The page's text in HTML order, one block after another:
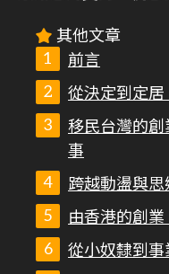
其他文章
前言
從決定到定
移民台灣的
事
跨越動盪與
由香港的創
從小奴隸到